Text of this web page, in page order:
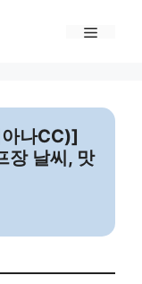
나CC)]
장 날씨, 맛